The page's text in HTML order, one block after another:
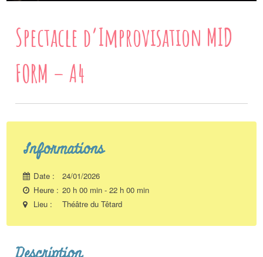
Spectacle d’Improvisation MID
FORM – A4
Informations
Date :
24/01/2026
Heure : 20 h 00 min - 22 h 00 min
Lieu :
Théâtre du Têtard